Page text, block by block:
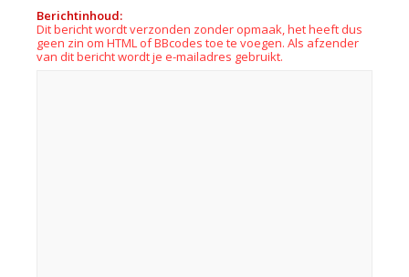
Berichtinhoud:
Dit bericht wordt verzonden zonder opmaak, het heeft dus
geen zin om HTML of BBcodes toe te voegen. Als afzender
van dit bericht wordt je e-mailadres gebruikt.